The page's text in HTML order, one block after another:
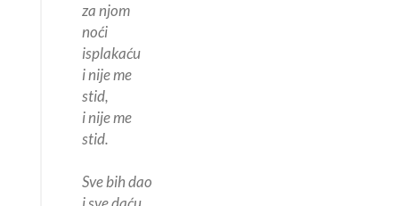
za njom
noći
isplakaću
i nije me
stid,
i nije me
stid.
Sve bih dao